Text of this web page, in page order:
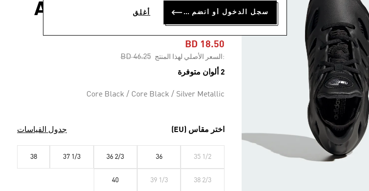
سجل الدخول أو انضم الآن أغلق
حذاء للأطفال ADIFOM
CLIMACOOL
BD 18.50
:السعر الأصلي لهذا المنتج Price reduced from
BD 46.25
to
2 ألوان متوفرة
Core Black / Core Black / Silver Metallic
اختر مقاس (EU) جدول القياسات
35 1/2
36
36 2/3
37 1/3
38
38 2/3
39 1/3
40